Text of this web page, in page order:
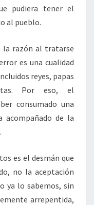
pudiera tener el
al pueblo.
la razón al tratarse
es una cualidad
reyes, papas
Por eso, el
consumado una
acompañado de la
es el desmán que
no la aceptación
ya lo sabemos, sin
arrepentida,